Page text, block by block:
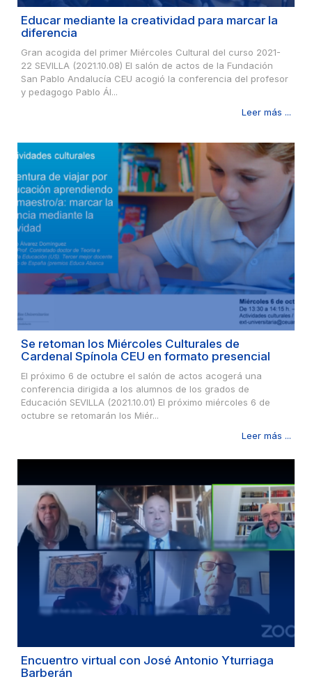
Educar mediante la creatividad para marcar la
diferencia
Gran acogida del primer Miércoles Cultural del curso 2021-
22 SEVILLA (2021.10.08) El salón de actos de la Fundación
San Pablo Andalucía CEU acogió la conferencia del profesor
y pedagogo Pablo Ál...
Leer más ...
Se retoman los Miércoles Culturales de
Cardenal Spínola CEU en formato presencial
El próximo 6 de octubre el salón de actos acogerá una
conferencia dirigida a los alumnos de los grados de
Educación SEVILLA (2021.10.01) El próximo miércoles 6 de
octubre se retomarán los Miér...
Leer más ...
Encuentro virtual con José Antonio Yturriaga
Barberán